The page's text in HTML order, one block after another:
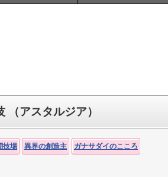
アスタルジア）
技場 異界の創造主 ガナサダイのこころ